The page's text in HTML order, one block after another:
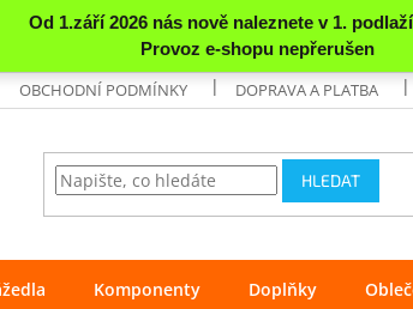
OBCHODNÍ PODMÍNKY DOPRAVA A PLATBA
HLEDAT
Komponenty Doplňky